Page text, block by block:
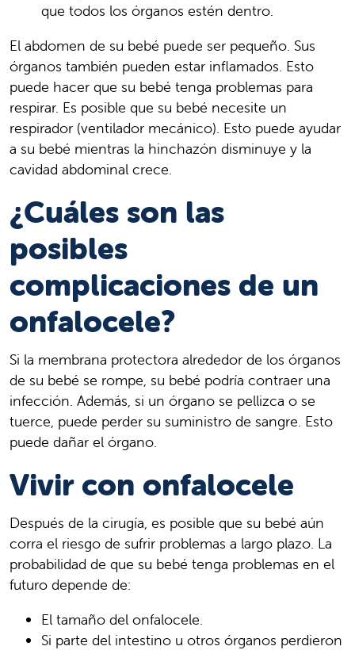
que todos los órganos estén dentro.
El abdomen de su bebé puede ser pequeño. Sus
órganos también pueden estar inflamados. Esto
puede hacer que su bebé tenga problemas para
respirar. Es posible que su bebé necesite un
respirador (ventilador mecánico). Esto puede ayudar
a su bebé mientras la hinchazón disminuye y la
cavidad abdominal crece.
¿Cuáles son las
posibles
complicaciones de un
onfalocele?
Si la membrana protectora alrededor de los órganos
de su bebé se rompe, su bebé podría contraer una
infección. Además, si un órgano se pellizca o se
tuerce, puede perder su suministro de sangre. Esto
puede dañar el órgano.
Vivir con onfalocele
Después de la cirugía, es posible que su bebé aún
corra el riesgo de sufrir problemas a largo plazo. La
probabilidad de que su bebé tenga problemas en el
futuro depende de:
El tamaño del onfalocele.
Si parte del intestino u otros órganos perdieron